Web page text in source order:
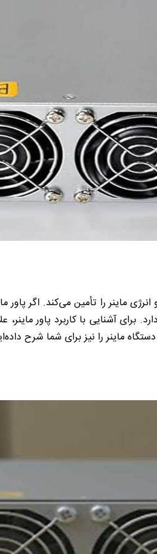
ماینر را تأمین می‌کند. اگر پاور
برای آشنایی با کاربرد پاور
ماینر را نیز برای شما شرح